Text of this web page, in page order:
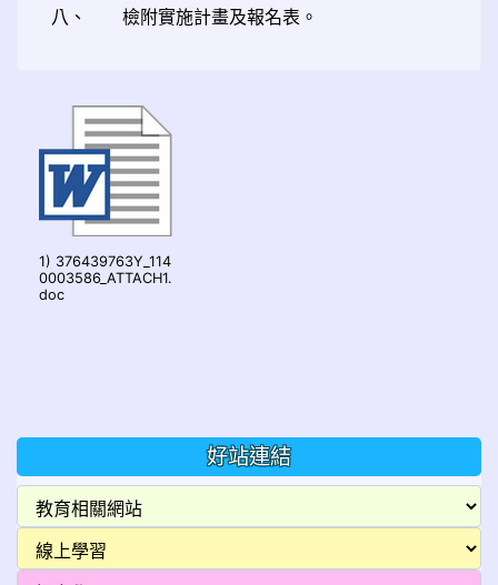
八、 檢附實施計畫及報名表。
1) 376439763Y_114
0003586_ATTACH1.
doc
好站連結